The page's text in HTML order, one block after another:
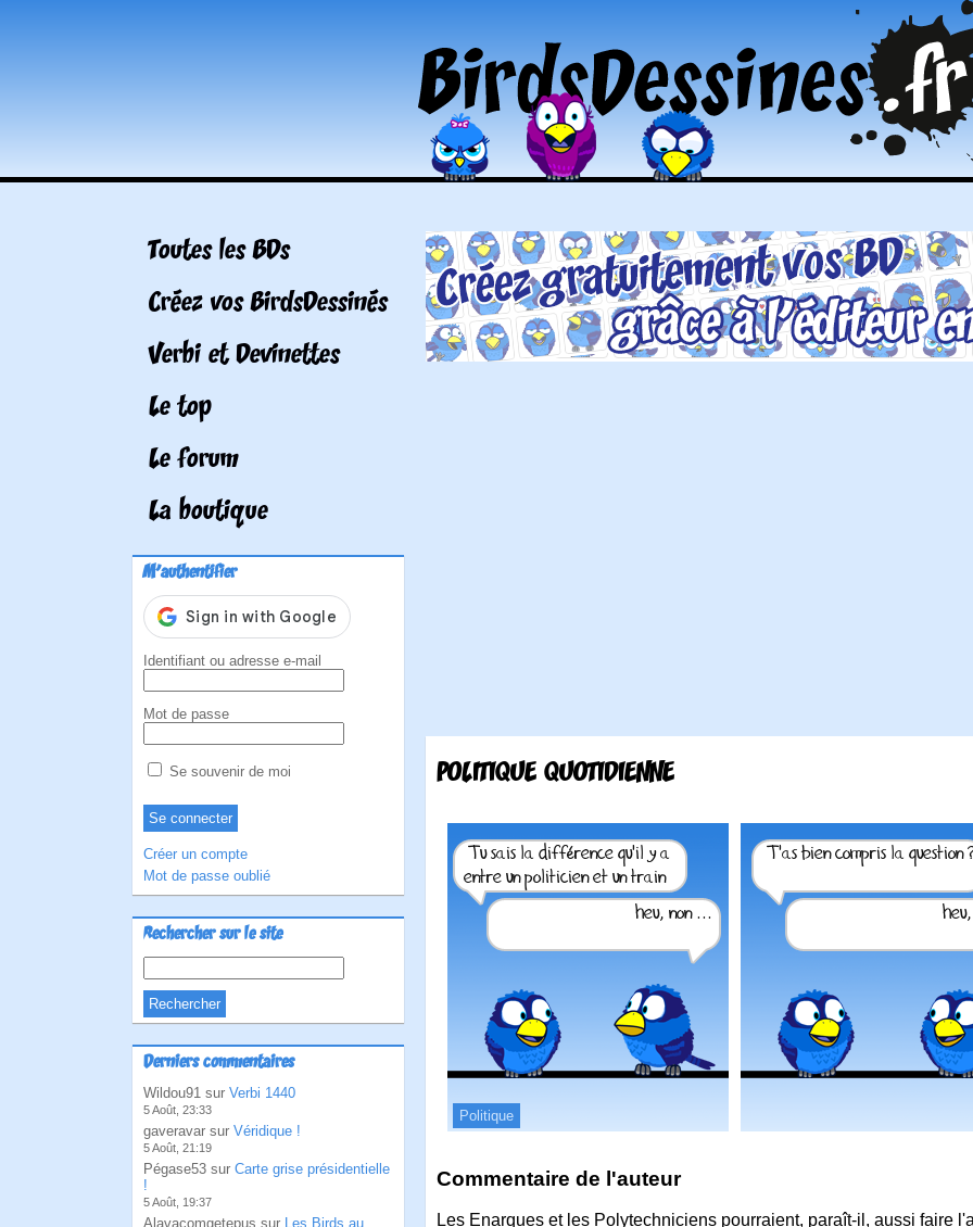
Toutes les BDs
Créez vos BirdsDessinés
Verbi et Devinettes
Le top
Le forum
La boutique
M'authentifier
Identifiant ou adresse e-mail
Mot de passe
Se souvenir de moi
Créer un compte
Mot de passe oublié
Rechercher sur le site
Derniers commentaires
Wildou91 sur Verbi 1440
5 Août, 23:33
gaveravar sur Véridique !
5 Août, 21:19
Pégase53 sur Carte grise présidentielle
!
5 Août, 19:37
Alavacomgetepus sur Les Birds au
POLITIQUE QUOTIDIENNE
Politique
Commentaire de l'auteur
Les Enarques et les Polytechniciens pourraient, paraît-il, aussi faire